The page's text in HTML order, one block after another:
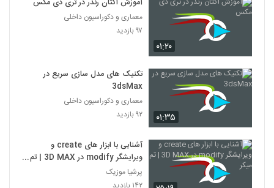
۰۱:۲۰
آموزش اکتان رندر در تری دی مکس
معماری و دکوراسیون داخلی
۹۷ بازدید
۰۱:۳۵
تکنیک های مدل سازی سریع در
3dsMax
معماری و دکوراسیون داخلی
۹۲ بازدید
آشنایی با ابزار های create و
ویرایشگر modify در 3D MAX | تم
میکر
پرشیا موزیک
۱۴۲ بازدید